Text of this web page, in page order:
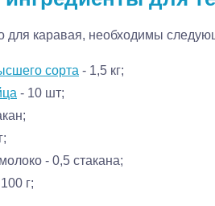
для каравая, необходимы
сорта - 1,5 кг;
- 10 шт;
- 0,5 стакана;
г;